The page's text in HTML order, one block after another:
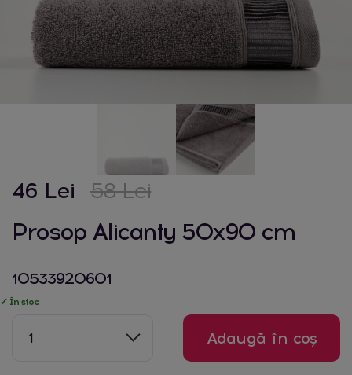
46 Lei 58 Lei
Prosop Alicanty 50x90 cm
10533920601
✓ În stoc
1 Adaugă în coș